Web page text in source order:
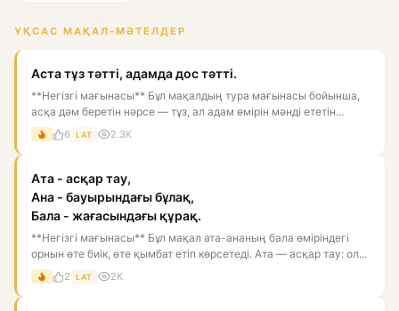
ҰҚСАС МАҚАЛ-МӘТЕЛДЕР
Аста тұз тәтті, адамда дос тәтті.
**Негізгі мағынасы** Бұл мақалдың тура мағынасы бойынша,
асқа дәм беретін нәрсе — тұз, ал адам өмірін мәнді ететін
нәрс...
6 LAT 2.3K
Ата - асқар тау,
Ана - бауырындағы бұлақ,
Бала - жағасындағы құрақ.
**Негізгі мағынасы** Бұл мақал ата-ананың бала өміріндегі
орнын өте биік, өте қымбат етіп көрсетеді. Ата — асқар тау: ол...
2 LAT 2K